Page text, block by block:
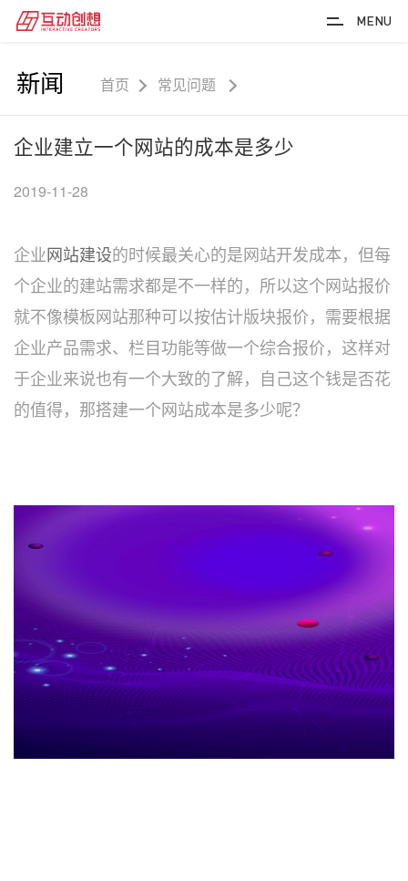
MENU
新闻 首页 常见问题
企业建立一个网站的成本是多少
2019-11-28
企业网站建设的时候最关心的是网站开发成本，但每
个企业的建站需求都是不一样的，所以这个网站报价
就不像模板网站那种可以按估计版块报价，需要根据
企业产品需求、栏目功能等做一个综合报价，这样对
于企业来说也有一个大致的了解，自己这个钱是否花
的值得，那搭建一个网站成本是多少呢？